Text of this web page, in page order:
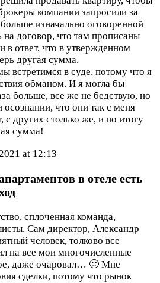
компании запросили за
изначально оговоренной
на договор, что там прописаны
в ответ, что в утвержденном
другая сумма.
встретимся в суде, потому что я
обманом. И я могла бы
больше, все же не бедствую, но
осознании, что они так с меня
с других столько же, и по итогу
сумма!
at 12:13
в отеле есть
сплоченная команда,
Сам директор, Александр
человек, толково все
на все мои многочисленные
даже очаровал… 🙂 Мне
сделки, потому что рынок